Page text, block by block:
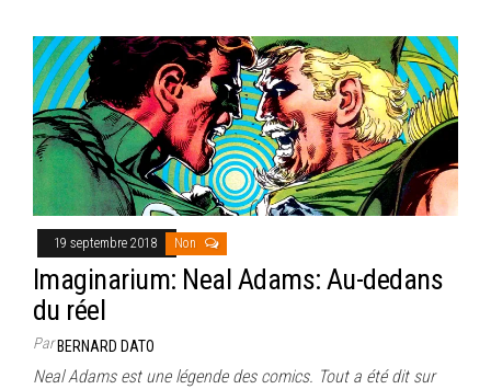
19 septembre 2018 Non
Imaginarium: Neal Adams: Au-dedans
du réel
ParBERNARD DATO
Neal Adams est une légende des comics. Tout a été dit sur